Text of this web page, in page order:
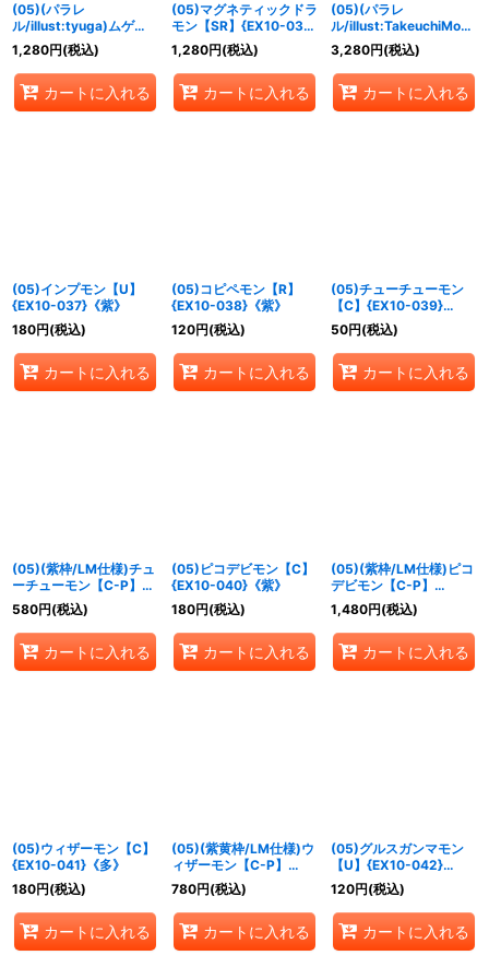
(05)(パラレ
ル/illust:tyuga)ムゲン
ドラモン【R-P】
{EX10-035}《黒》
1,280円(税込)
カートに入れる
(05)マグネティックドラ
モン【SR】{EX10-036}
《黒》
1,280円(税込)
カートに入れる
(05)(パラレ
ル/illust:TakeuchiMoto
)マグネティックドラモ
ン【SR-P】{EX10-
036}《黒》
3,280円(税込)
カートに入れる
(05)インプモン【U】
{EX10-037}《紫》
180円(税込)
カートに入れる
(05)コピペモン【R】
{EX10-038}《紫》
120円(税込)
カートに入れる
(05)チューチューモン
【C】{EX10-039}
《紫》
50円(税込)
カートに入れる
(05)(紫枠/LM仕様)チュ
ーチューモン【C-P】
{EX10-039}《紫》
580円(税込)
カートに入れる
(05)ピコデビモン【C】
{EX10-040}《紫》
180円(税込)
カートに入れる
(05)(紫枠/LM仕様)ピコ
デビモン【C-P】
{EX10-040}《紫》
1,480円(税込)
カートに入れる
(05)ウィザーモン【C】
{EX10-041}《多》
180円(税込)
カートに入れる
(05)(紫黄枠/LM仕様)ウ
ィザーモン【C-P】
{EX10-041}《多》
780円(税込)
カートに入れる
(05)グルスガンマモン
【U】{EX10-042}
《多》
120円(税込)
カートに入れる